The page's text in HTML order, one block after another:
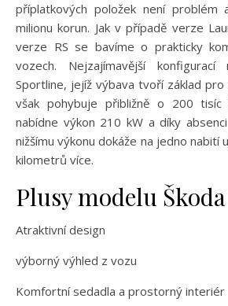
příplatkových položek není problém
milionu korun. Jak v případě verze
verze RS se bavíme o prakticky
vozech. Nejzajímavější
Sportline, jejíž výbava tvoří základ pro
však pohybuje přibližně o 200 tisíc
nabídne výkon 210 kW a díky
nižšímu výkonu dokáže na jedno nabití
kilometrů více.
Plusy modelu
Atraktivní design
výborný výhled z vozu
Komfortní sedadla a prostorný interiér